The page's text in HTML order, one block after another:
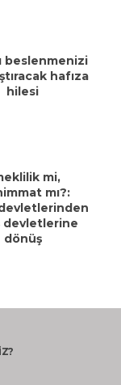
beslenmenizi
hafıza
hilesi
mi,
mı?:
devletlerine
dönüş